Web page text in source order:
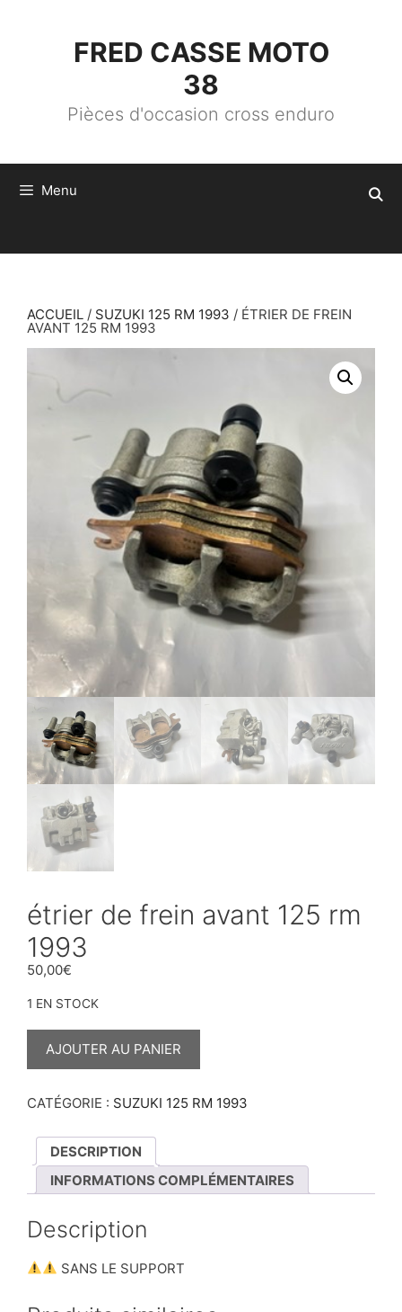
FRED CASSE MOTO
38
Pièces d'occasion cross enduro
Menu
ACCUEIL / SUZUKI 125 RM 1993 / ÉTRIER DE FREIN
AVANT 125 RM 1993
étrier de frein avant 125 rm
1993
50,00€
1 EN STOCK
QUANTITÉ
AVANT
1993
AJOUTER AU PANIER
CATÉGORIE : SUZUKI 125 RM 1993
DESCRIPTION
INFORMATIONS COMPLÉMENTAIRES
Description
SANS LE SUPPORT